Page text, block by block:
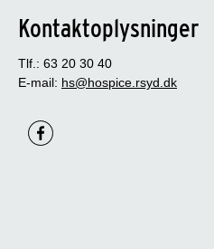
Kontaktoplysninger
Tlf.: 63 20 30 40
E-mail: hs@hospice.rsyd.dk